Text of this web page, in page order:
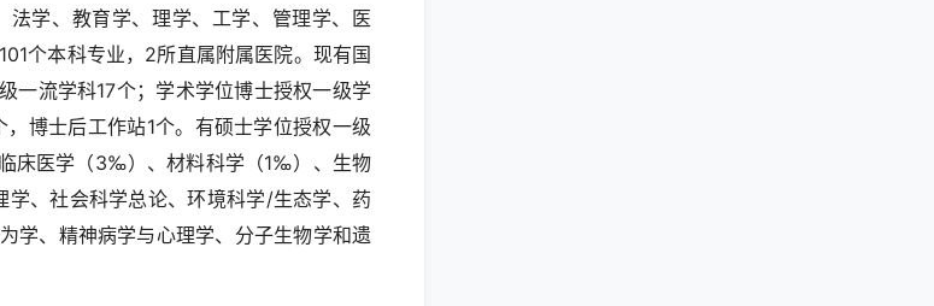
学、教育学、理学、工学、管理学、医
个本科专业，2所直属附属医院。现有国
一流学科17个；学术学位博士授权一级学
博士后工作站1个。有硕士学位授权一级
床医学（3‰）、材料科学（1‰）、生物
、社会科学总论、环境科学/生态学、药
学、精神病学与心理学、分子生物学和遗